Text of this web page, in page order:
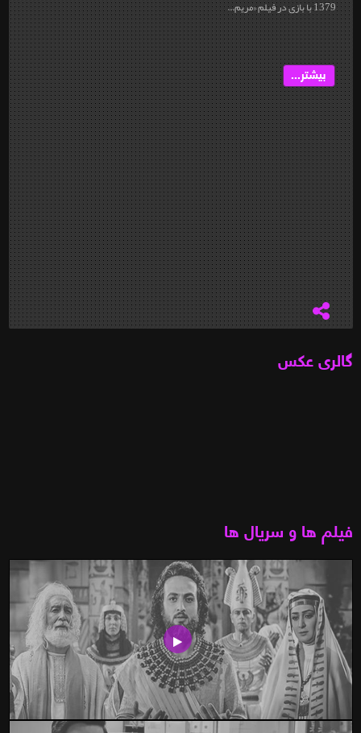
1379 با بازی در فیلم «مریم...
بیشتر...
گالری عکس
فیلم ها و سریال ها